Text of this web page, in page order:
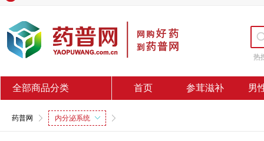
热
全部商品分类 首页 参茸滋补 男
药普网 内分泌系统